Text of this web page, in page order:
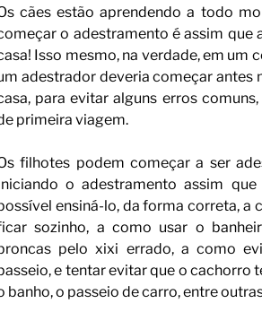
cães estão aprendendo a todo
o adestramento é assim que
Isso mesmo, na verdade, em um
adestrador deveria começar antes
para evitar alguns erros
primeira viagem.
filhotes podem começar a ser
o adestramento assim
ensiná-lo, da forma correta,
sozinho, a como usar o
pelo xixi errado, a como
e tentar evitar que o cachorro
banho, o passeio de carro, entre